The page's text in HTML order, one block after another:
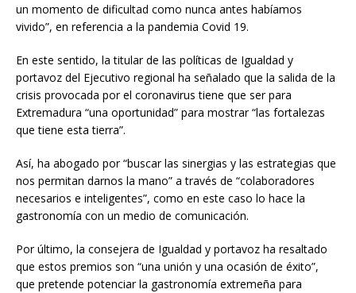
un momento de dificultad como nunca antes habíamos
vivido”, en referencia a la pandemia Covid 19.
En este sentido, la titular de las políticas de Igualdad y
portavoz del Ejecutivo regional ha señalado que la salida de la
crisis provocada por el coronavirus tiene que ser para
Extremadura “una oportunidad” para mostrar “las fortalezas
que tiene esta tierra”.
Así, ha abogado por “buscar las sinergias y las estrategias que
nos permitan darnos la mano” a través de “colaboradores
necesarios e inteligentes”, como en este caso lo hace la
gastronomía con un medio de comunicación.
Por último, la consejera de Igualdad y portavoz ha resaltado
que estos premios son “una unión y una ocasión de éxito”,
que pretende potenciar la gastronomía extremeña para